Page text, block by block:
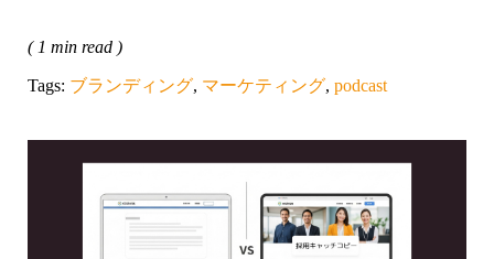
( 1 min read )
Tags: ブランディング, マーケティング, podcast